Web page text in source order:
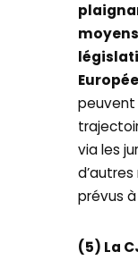
via les
prévus à
(5) La